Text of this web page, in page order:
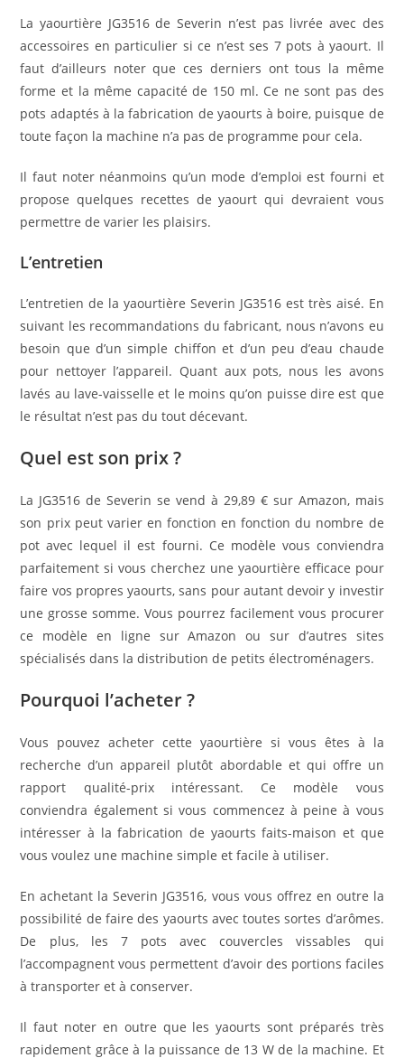
La yaourtière JG3516 de Severin n’est pas livrée avec des
accessoires en particulier si ce n’est ses 7 pots à yaourt. Il
faut d’ailleurs noter que ces derniers ont tous la même
forme et la même capacité de 150 ml. Ce ne sont pas des
pots adaptés à la fabrication de yaourts à boire, puisque de
toute façon la machine n’a pas de programme pour cela.
Il faut noter néanmoins qu’un mode d’emploi est fourni et
propose quelques recettes de yaourt qui devraient vous
permettre de varier les plaisirs.
L’entretien
L’entretien de la yaourtière Severin JG3516 est très aisé. En
suivant les recommandations du fabricant, nous n’avons eu
besoin que d’un simple chiffon et d’un peu d’eau chaude
pour nettoyer l’appareil. Quant aux pots, nous les avons
lavés au lave-vaisselle et le moins qu’on puisse dire est que
le résultat n’est pas du tout décevant.
Quel est son prix ?
La JG3516 de Severin se vend à 29,89 € sur Amazon, mais
son prix peut varier en fonction en fonction du nombre de
pot avec lequel il est fourni. Ce modèle vous conviendra
parfaitement si vous cherchez une yaourtière efficace pour
faire vos propres yaourts, sans pour autant devoir y investir
une grosse somme. Vous pourrez facilement vous procurer
ce modèle en ligne sur Amazon ou sur d’autres sites
spécialisés dans la distribution de petits électroménagers.
Pourquoi l’acheter ?
Vous pouvez acheter cette yaourtière si vous êtes à la
recherche d’un appareil plutôt abordable et qui offre un
rapport qualité-prix intéressant. Ce modèle vous
conviendra également si vous commencez à peine à vous
intéresser à la fabrication de yaourts faits-maison et que
vous voulez une machine simple et facile à utiliser.
En achetant la Severin JG3516, vous vous offrez en outre la
possibilité de faire des yaourts avec toutes sortes d’arômes.
De plus, les 7 pots avec couvercles vissables qui
l’accompagnent vous permettent d’avoir des portions faciles
à transporter et à conserver.
Il faut noter en outre que les yaourts sont préparés très
rapidement grâce à la puissance de 13 W de la machine. Et